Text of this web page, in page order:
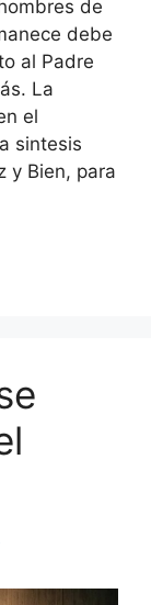
de
debe
al Padre
La
el
sintesis
y Bien, para